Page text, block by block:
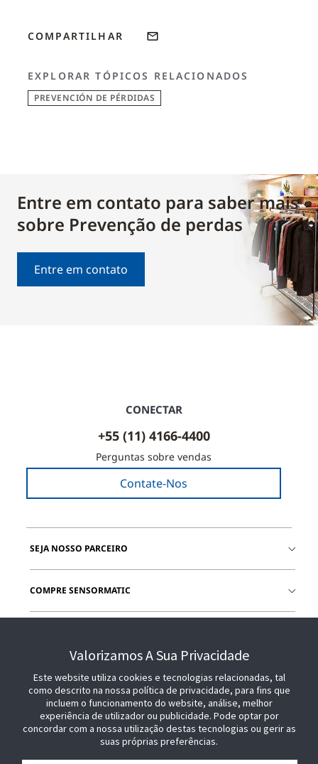
COMPARTILHAR
EXPLORAR TÓPICOS RELACIONADOS
PREVENCIÓN DE PÉRDIDAS
Entre em contato para saber mais
sobre Prevenção de perdas
Entre em contato
CONECTAR
+55 (11) 4166-4400
Perguntas sobre vendas
Contate-Nos
SEJA NOSSO PARCEIRO
COMPRE SENSORMATIC
Valorizamos A Sua Privacidade
Este website utiliza cookies e tecnologias relacionadas, tal
como descrito na nossa política de privacidade, para fins que
incluem o funcionamento do website, análise, melhor
experiência de utilizador ou publicidade. Pode optar por
concordar com a nossa utilização destas tecnologias ou gerir as
suas próprias preferências.